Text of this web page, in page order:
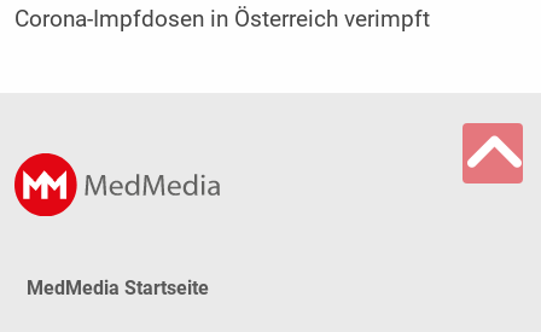
Corona-Impfdosen in Österreich verimpft
MedMedia Startseite